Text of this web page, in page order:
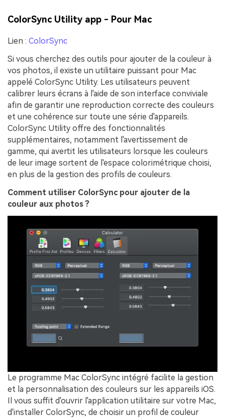
ColorSync Utility app - Pour Mac
Lien : ColorSync
Si vous cherchez des outils pour ajouter de la couleur à
vos photos, il existe un utilitaire puissant pour Mac
appelé ColorSync Utility. Les utilisateurs peuvent
calibrer leurs écrans à l'aide de son interface conviviale
afin de garantir une reproduction correcte des couleurs
et une cohérence sur toute une série d'appareils.
ColorSync Utility offre des fonctionnalités
supplémentaires, notamment l'avertissement de
gamme, qui avertit les utilisateurs lorsque les couleurs
de leur image sortent de l'espace colorimétrique choisi,
en plus de la gestion des profils de couleurs.
Comment utiliser ColorSync pour ajouter de la
couleur aux photos ?
Le programme Mac ColorSync intégré facilite la gestion
et la personnalisation des couleurs sur les appareils iOS.
Il vous suffit d'ouvrir l'application utilitaire sur votre Mac,
d'installer ColorSync, de choisir un profil de couleur